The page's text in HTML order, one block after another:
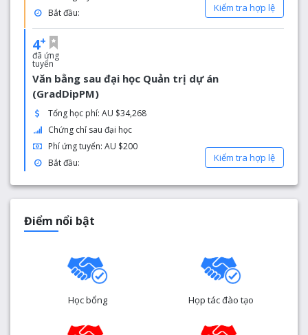
Bắt đầu:
Kiểm tra hợp lệ
4+
đã ứng
tuyển
Văn bằng sau đại học Quản trị dự án
(GradDipPM)
Tổng học phí: AU $34,268
Chứng chỉ sau đại học
Phí ứng tuyển: AU $200
Bắt đầu:
Kiểm tra hợp lệ
Điểm nổi bật
Học bổng Họp tác đào tạo